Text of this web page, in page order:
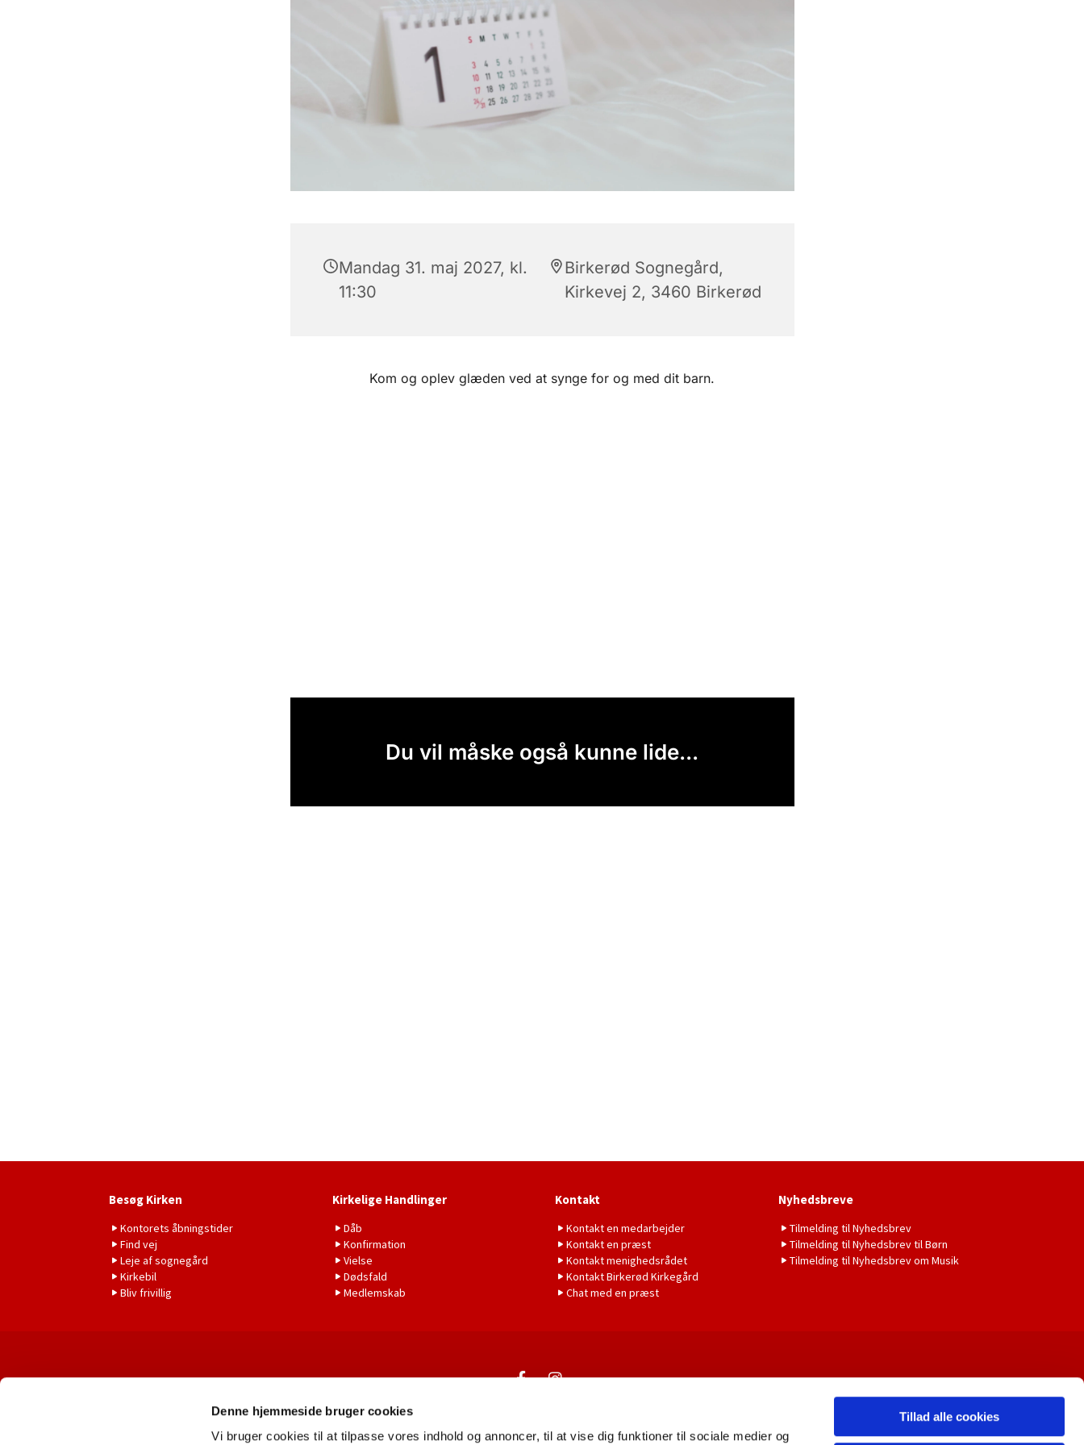
Denne hjemmeside bruger cookies
Vi bruger cookies til at tilpasse vores indhold og annoncer, til at vise dig funktioner til sociale medier og
Tillad alle cookies
Mandag 31. maj 2027, kl.
11:30
Birkerød Sognegård,
Kirkevej 2, 3460 Birkerød
Kom og oplev glæden ved at synge for og med dit barn.
Du vil måske også kunne lide...
Besøg Kirken
Kontorets åbningstider
Find vej
Leje af sognegård
Kirkebil
Bliv frivillig
Kirkelige Handlinger
Dåb
Konfirmation
Vielse
Dødsfald
Medlemskab
Kontakt
Kontakt en medarbejder
Kontakt en præst
Kontakt menighedsrådet
Kontakt Birkerød Kirkegård
Chat med en præst
Nyhedsbreve
Tilmelding til Nyhedsbrev
Tilmelding til Nyhedsbrev til Børn
Tilmelding til Nyhedsbrev om Musik